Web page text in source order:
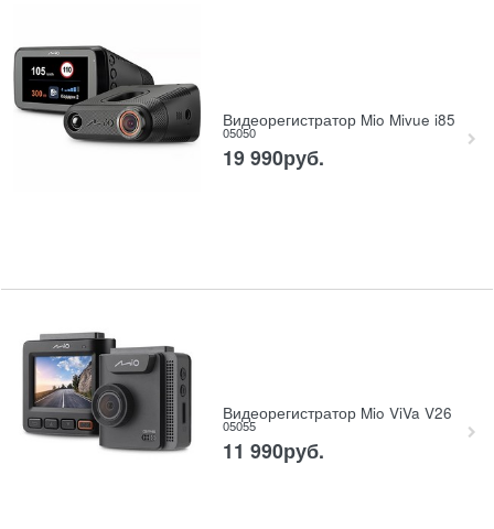
Видеорегистратор Mio Mivue i85
05050
19 990руб.
Видеорегистратор Mio ViVa V26
05055
11 990руб.